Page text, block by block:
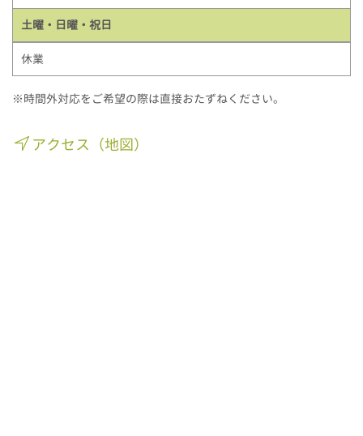
土曜・日曜・祝日
休業
※時間外対応をご希望の際は直接おたずねください。
アクセス（地図）